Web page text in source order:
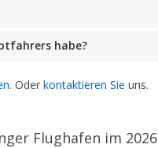
habe?
. Oder kontaktieren Sie uns.
Flughafen im 2026